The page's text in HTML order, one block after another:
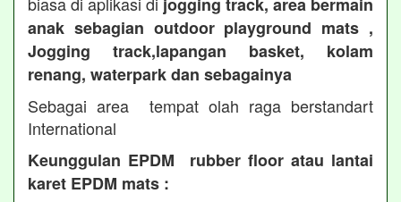
jogging track, area bermain
anak sebagian outdoor playground mats ,
Jogging track,lapangan basket, kolam
renang, waterpark dan sebagainya
Sebagai area tempat olah raga berstandart
International
Keunggulan EPDM rubber floor atau lantai
karet EPDM mats :